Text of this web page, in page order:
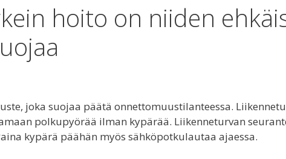
hoito on niiden
joka suojaa päätä onnettomuustilanteessa.
polkupyörää ilman kypärää. Liikenneturvan
kypärä päähän myös sähköpotkulautaa ajaessa.